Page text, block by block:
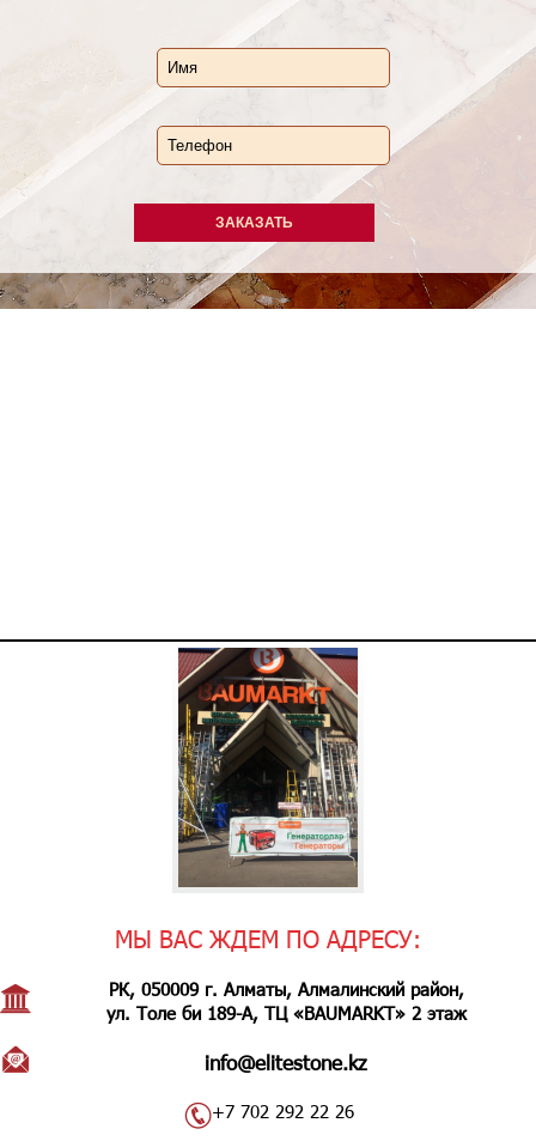
ЗАКАЗАТЬ
МЫ ВАС ЖДЕМ ПО АДРЕСУ:
РК, 050009 г. Алматы, Алмалинский район,
ул. Толе би 189-А, ТЦ «BAUMARKT» 2 этаж
info@elitestone.kz
+7 702 292 22 26